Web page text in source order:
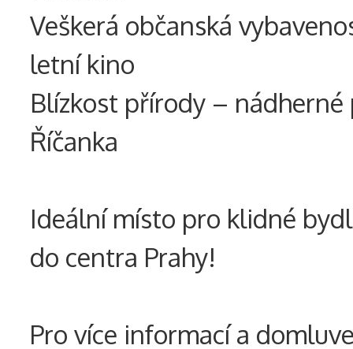
Veškerá občanská
letní kino
Blízkost přírody –
Říčanka
Ideální místo pro klidné
do centra Prahy!
Pro více informací a